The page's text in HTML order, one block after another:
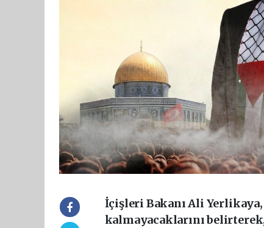
İçişleri Bakanı Ali Yerlikaya,
kalmayacaklarını belirterek,